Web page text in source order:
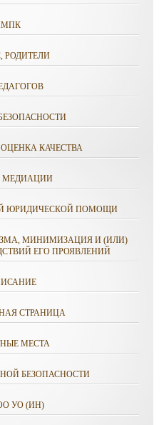
РОДИТЕЛИ
КАЧЕСТВА
МЕДИАЦИИ
ЮРИДИЧЕСКОЙ ПОМОЩИ
МИНИМИЗАЦИЯ И (ИЛИ)
ЕГО ПРОЯВЛЕНИЙ
СТРАНИЦА
МЕСТА
БЕЗОПАСНОСТИ
УО (ИН)